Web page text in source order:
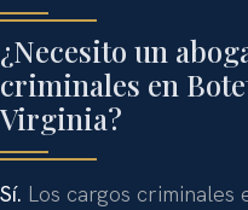
¿Necesito un
criminales en
Virginia?
Sí. Los cargos criminales